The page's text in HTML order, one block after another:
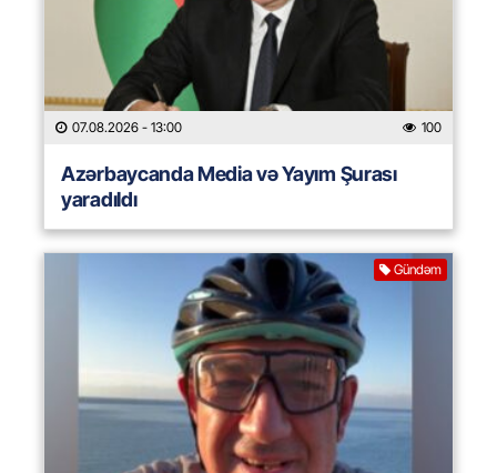
07.08.2026 - 13:00 100
Azərbaycanda Media və Yayım Şurası
yaradıldı
Gündəm